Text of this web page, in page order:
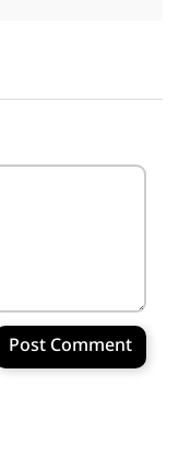
Post Comment